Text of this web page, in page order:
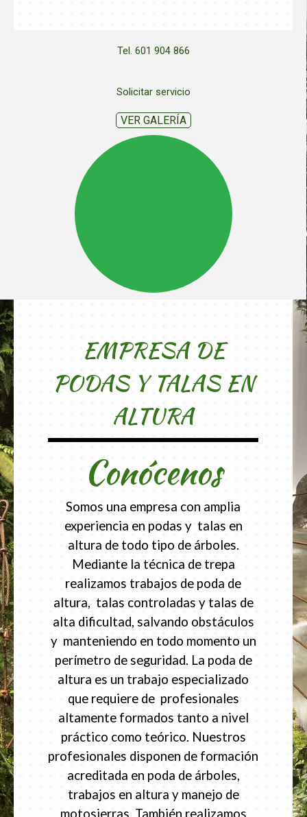
Tel. 601 904 866
Solicitar servicio
VER GALERÍA
EMPRESA DE
PODAS Y TALAS EN
ALTURA
Conócenos
Somos una empresa con amplia
experiencia en podas y talas en
altura de todo tipo de árboles.
Mediante la técnica de trepa
realizamos trabajos de poda de
altura, talas controladas y talas de
alta dificultad, salvando obstáculos
y manteniendo en todo momento un
perímetro de seguridad. La poda de
altura es un trabajo especializado
que requiere de profesionales
altamente formados tanto a nivel
práctico como teórico. Nuestros
profesionales disponen de formación
acreditada en poda de árboles,
trabajos en altura y manejo de
motosierras. También realizamos